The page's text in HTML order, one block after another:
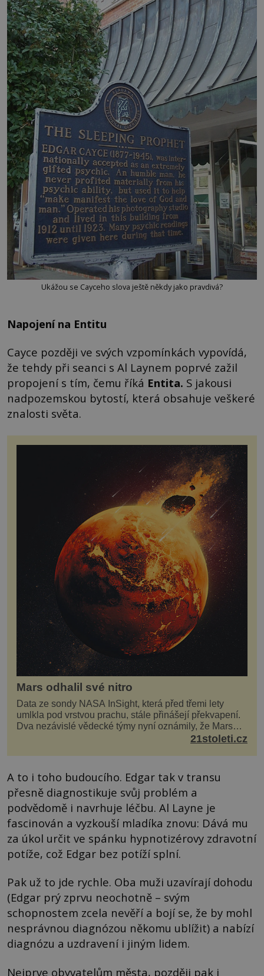
Ukážou se Cayceho slova ještě někdy jako pravdivá?
Napojení na Entitu
Cayce později ve svých vzpomínkách vypovídá,
že tehdy při seanci s Al Laynem poprvé zažil
propojení s tím, čemu říká Entita. S jakousi
nadpozemskou bytostí, která obsahuje veškeré
znalosti světa.
Mars odhalil své nitro
Data ze sondy NASA InSight, která před třemi lety
umlkla pod vrstvou prachu, stále přinášejí překvapení.
Dva nezávislé vědecké týmy nyní oznámily, že Mars
má nejen plášť plný trosek z dávných impaktů,...21stoleti.cz
A to i toho budoucího. Edgar tak v transu
přesně diagnostikuje svůj problém a
podvědomě i navrhuje léčbu. Al Layne je
fascinován a vyzkouší mladíka znovu: Dává mu
za úkol určit ve spánku hypnotizérovy zdravotní
potíže, což Edgar bez potíží splní.
Pak už to jde rychle. Oba muži uzavírají dohodu
(Edgar prý zprvu neochotně – svým
schopnostem zcela nevěří a bojí se, že by mohl
nesprávnou diagnózou někomu ublížit) a nabízí
diagnózu a uzdravení i jiným lidem.
Nejprve obyvatelům města, později pak i